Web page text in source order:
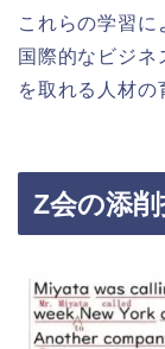
これらの学習に
国際的なビジネ
を取れる人材の
Z会の添